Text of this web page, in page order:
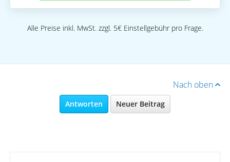
Alle Preise inkl. MwSt. zzgl. 5€ Einstellgebühr pro Frage.
Nach oben
Antworten Neuer Beitrag